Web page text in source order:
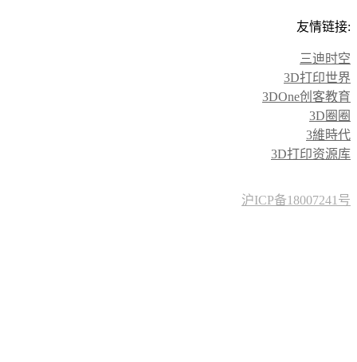
友情链接:
三迪时空
3D打印世界
3DOne创客教育
3D圈圈
3維時代
3D打印资源库
沪ICP备18007241号